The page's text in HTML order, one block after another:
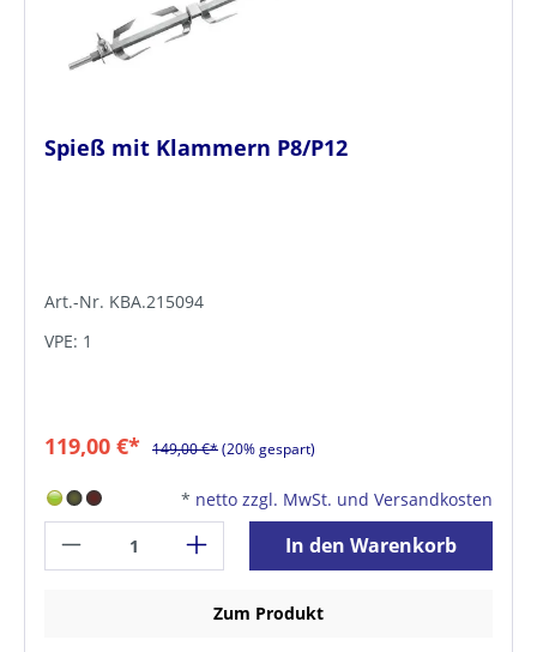
Spieß mit Klammern P8/P12
Art.-Nr. KBA.215094
VPE: 1
119,00 €* 149,00 €*(20% gespart)
* netto zzgl. MwSt. und Versandkosten
In den Warenkorb
Zum Produkt